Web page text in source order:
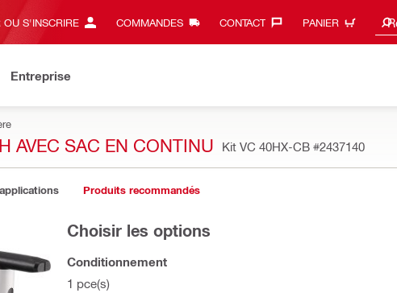
OU S'INSCRIRE COMMANDES CONTACT‎ PANIER
Entreprise
AVEC SAC EN CONTINU Kit VC 40HX-CB #2437140
Produits recommandés
Choisir les options
Conditionnement
1 pce(s)